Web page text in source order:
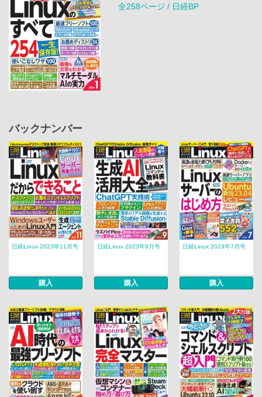
全258ページ / 日経BP
バックナンバー
日経Linux 2023年11月号
購入
日経Linux 2023年9月号
購入
日経Linux 2023年7月号
購入